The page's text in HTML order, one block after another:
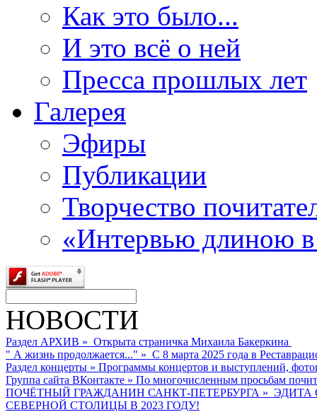
Как это было...
И это всё о ней
Пресса прошлых лет
Галерея
Эфиры
Публикации
Творчество
«Интервью длиною
НОВОСТИ
Раздел АРХИВ » Открыта страничка Михаила Бакеркина
" А жизнь продолжается..." » С 8 марта 2025 года в
Раздел концерты » Программы концертов и выступлений,
Группа сайта ВКонтакте » По многочисленным просьбам
ПОЧЁТНЫЙ ГРАЖДАНИН САНКТ-ПЕТЕРБУРГА » ЭДИТА
СЕВЕРНОЙ СТОЛИЦЫ В 2023 ГОДУ!